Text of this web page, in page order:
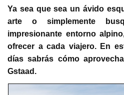
Ya sea que sea un ávido
arte o simplemente
impresionante entorno
ofrecer a cada viajero. En
días sabrás cómo
Gstaad.